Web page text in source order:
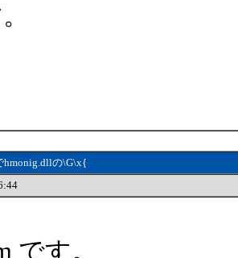
hmonig.dllの\G\x{
です。